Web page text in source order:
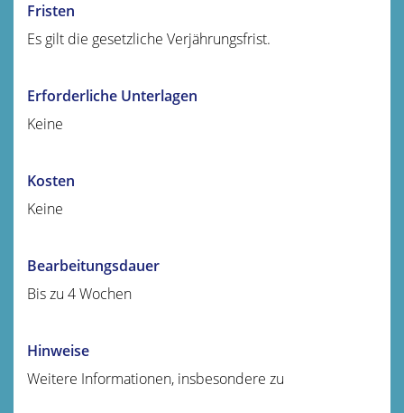
Fristen
Es gilt die gesetzliche Verjährungsfrist.
Erforderliche Unterlagen
Keine
Kosten
Keine
Bearbeitungsdauer
Bis zu 4 Wochen
Hinweise
Weitere Informationen, insbesondere zu